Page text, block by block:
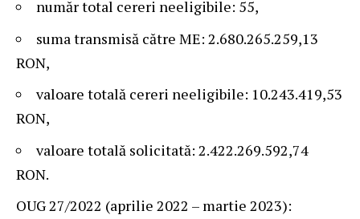
număr total cereri neeligibile: 55,
suma transmisă către ME: 2.680.265.259,13
RON,
valoare totală cereri neeligibile: 10.243.419,53
RON,
valoare totală solicitată: 2.422.269.592,74
RON.
OUG 27/2022 (aprilie 2022 – martie 2023):